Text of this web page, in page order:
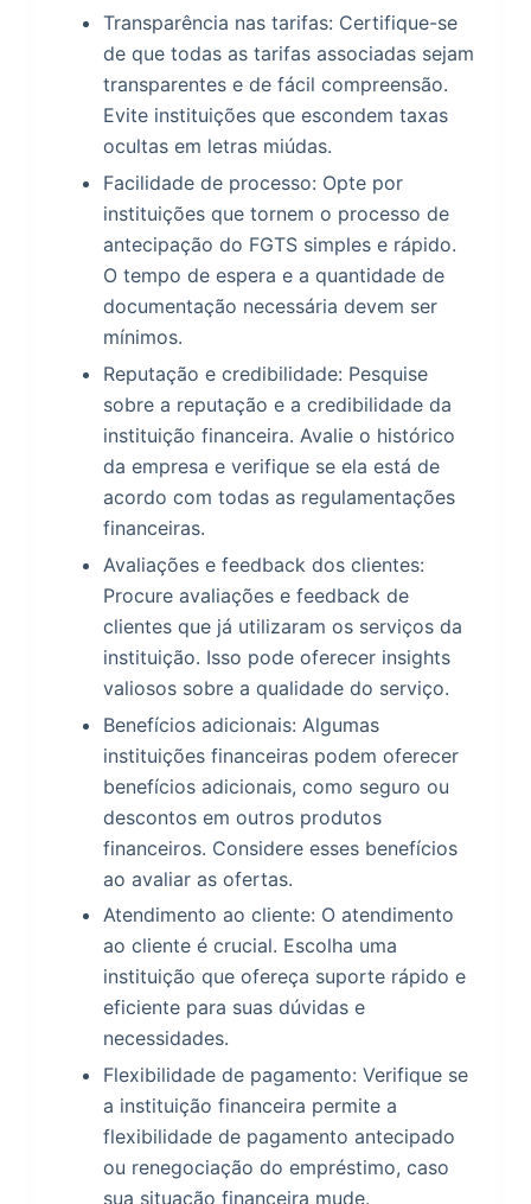
Transparência nas tarifas: Certifique-se
de que todas as tarifas associadas sejam
transparentes e de fácil compreensão.
Evite instituições que escondem taxas
ocultas em letras miúdas.
Facilidade de processo: Opte por
instituições que tornem o processo de
antecipação do FGTS simples e rápido.
O tempo de espera e a quantidade de
documentação necessária devem ser
mínimos.
Reputação e credibilidade: Pesquise
sobre a reputação e a credibilidade da
instituição financeira. Avalie o histórico
da empresa e verifique se ela está de
acordo com todas as regulamentações
financeiras.
Avaliações e feedback dos clientes:
Procure avaliações e feedback de
clientes que já utilizaram os serviços da
instituição. Isso pode oferecer insights
valiosos sobre a qualidade do serviço.
Benefícios adicionais: Algumas
instituições financeiras podem oferecer
benefícios adicionais, como seguro ou
descontos em outros produtos
financeiros. Considere esses benefícios
ao avaliar as ofertas.
Atendimento ao cliente: O atendimento
ao cliente é crucial. Escolha uma
instituição que ofereça suporte rápido e
eficiente para suas dúvidas e
necessidades.
Flexibilidade de pagamento: Verifique se
a instituição financeira permite a
flexibilidade de pagamento antecipado
ou renegociação do empréstimo, caso
sua situação financeira mude.